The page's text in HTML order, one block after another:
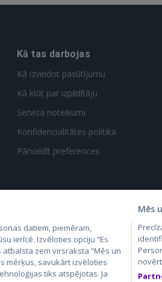
Kā tas darbojas
Kā izveidot pasūtījumu
Kā kļūt par izpildītāju
Servisa noteikumi
Konfidencialitātes politika
Pārvaldīt preferences
City24.lv
City24.ee
GetaPro.lv
GetaPro.ee
datiem, piemēram,
ierīcē. Izvēloties opciju “Es
zem virsraksta “Mēs un
mērķus, savukārt izvēloties
tiks atspējotas. Ja
Mēs